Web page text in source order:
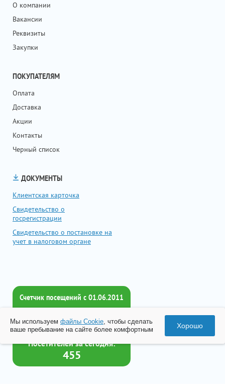
О компании
Вакансии
Реквизиты
Закупки
ПОКУПАТЕЛЯМ
Оплата
Доставка
Акции
Контакты
Черный список
ДОКУМЕНТЫ
Клиентская карточка
Свидетельство о
госрегистрации
Свидетельство о постановке на
учет в налоговом органе
Счетчик посещений c 01.06.2011
Всего посетителей:
2016916
Посетителей за сегодня:
455
Мы используем файлы Cookie, чтобы сделать
ваше пребывание на сайте более комфортным
Хорошо